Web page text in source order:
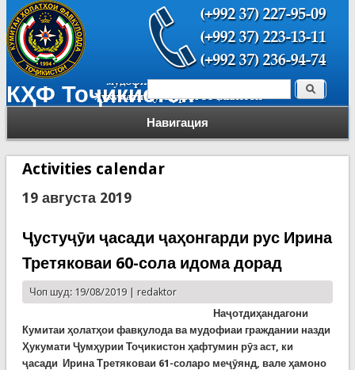
КҲФ Тоҷикистон
Навигация
Форма поиска Поиск
Activities calendar
19 августа 2019
Ҷустуҷӯи ҷасади ҷаҳонгарди рус Ирина
Третяковаи 60-сола идома дорад
Чоп шуд: 19/08/2019 | redaktor
Наҷотдиҳандагони
Кумитаи ҳолатҳои фавқулода ва мудофиаи граждании назди
Ҳукумати Ҷумҳурии Тоҷикистон ҳафтумин рӯз аст, ки
ҷасади Ирина Третяковаи 61-соларо меҷӯянд, вале ҳамоно